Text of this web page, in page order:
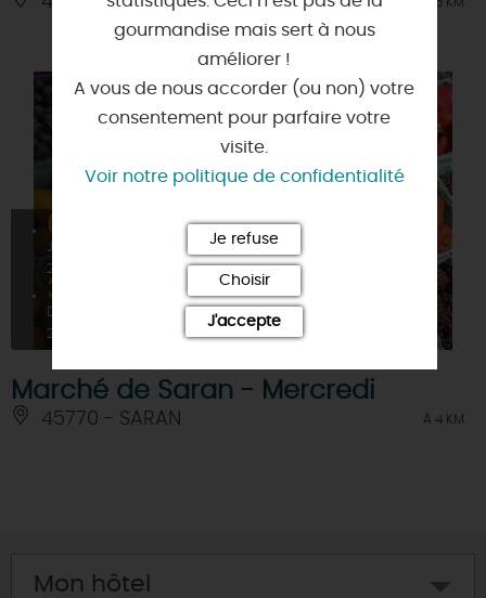
01
JANV
2026
31
DÉC
2026
Marché de Saran - Mercredi
45770 - SARAN À 4 KM
Mon hôtel
gourmandise mais sert à nous
améliorer !
A vous de nous accorder (ou non) votre
consentement pour parfaire votre
visite.
Voir notre politique de confidentialité
Je refuse
Choisir
J'accepte